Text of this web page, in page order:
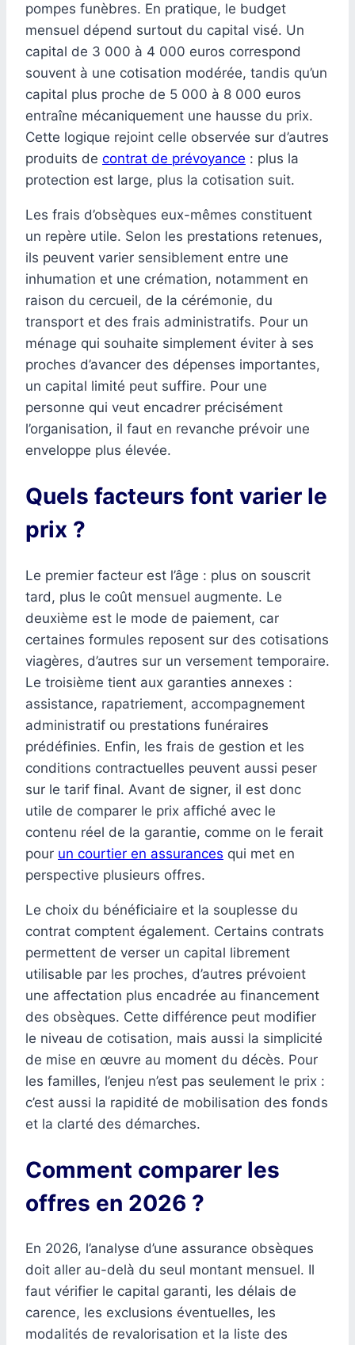
pompes funèbres. En pratique, le budget
mensuel dépend surtout du capital visé. Un
capital de 3 000 à 4 000 euros correspond
souvent à une cotisation modérée, tandis qu’un
capital plus proche de 5 000 à 8 000 euros
entraîne mécaniquement une hausse du prix.
Cette logique rejoint celle observée sur d’autres
produits de contrat de prévoyance : plus la
protection est large, plus la cotisation suit.
Les frais d’obsèques eux-mêmes constituent
un repère utile. Selon les prestations retenues,
ils peuvent varier sensiblement entre une
inhumation et une crémation, notamment en
raison du cercueil, de la cérémonie, du
transport et des frais administratifs. Pour un
ménage qui souhaite simplement éviter à ses
proches d’avancer des dépenses importantes,
un capital limité peut suffire. Pour une
personne qui veut encadrer précisément
l’organisation, il faut en revanche prévoir une
enveloppe plus élevée.
Quels facteurs font varier le
prix ?
Le premier facteur est l’âge : plus on souscrit
tard, plus le coût mensuel augmente. Le
deuxième est le mode de paiement, car
certaines formules reposent sur des cotisations
viagères, d’autres sur un versement temporaire.
Le troisième tient aux garanties annexes :
assistance, rapatriement, accompagnement
administratif ou prestations funéraires
prédéfinies. Enfin, les frais de gestion et les
conditions contractuelles peuvent aussi peser
sur le tarif final. Avant de signer, il est donc
utile de comparer le prix affiché avec le
contenu réel de la garantie, comme on le ferait
pour un courtier en assurances qui met en
perspective plusieurs offres.
Le choix du bénéficiaire et la souplesse du
contrat comptent également. Certains contrats
permettent de verser un capital librement
utilisable par les proches, d’autres prévoient
une affectation plus encadrée au financement
des obsèques. Cette différence peut modifier
le niveau de cotisation, mais aussi la simplicité
de mise en œuvre au moment du décès. Pour
les familles, l’enjeu n’est pas seulement le prix :
c’est aussi la rapidité de mobilisation des fonds
et la clarté des démarches.
Comment comparer les
offres en 2026 ?
En 2026, l’analyse d’une assurance obsèques
doit aller au-delà du seul montant mensuel. Il
faut vérifier le capital garanti, les délais de
carence, les exclusions éventuelles, les
modalités de revalorisation et la liste des